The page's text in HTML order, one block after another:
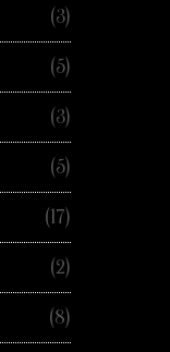
(3)
(5)
(3)
(5)
(17)
(2)
(8)